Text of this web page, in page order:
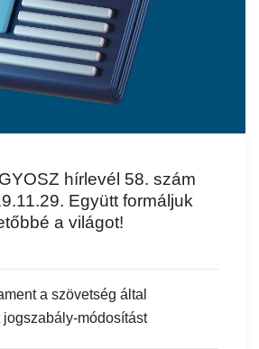
hírlevél 58. szám
Együtt formáljuk
a világot!
a szövetség által
jogszabály-módosítást